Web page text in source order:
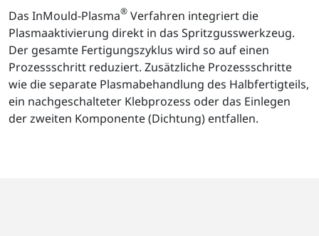
Das InMould-Plasma® Verfahren integriert die
Plasmaaktivierung direkt in das Spritzgusswerkzeug.
Der gesamte Fertigungszyklus wird so auf einen
Prozessschritt reduziert. Zusätzliche Prozessschritte
wie die separate Plasmabehandlung des Halbfertigteils,
ein nachgeschalteter Klebprozess oder das Einlegen
der zweiten Komponente (Dichtung) entfallen.